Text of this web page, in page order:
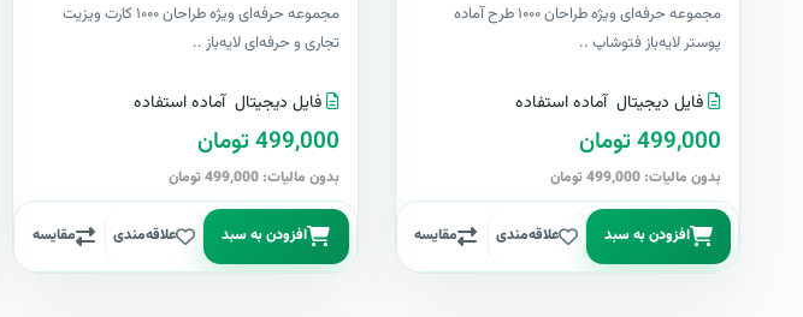
مجموعه حرفه‌ای ویژه طراحان ۱۰۰۰ طرح آماده
پوستر لایه‌باز فتوشاپ ..
فایل دیجیتال آماده استفاده
499,000 تومان
بدون مالیات: 499,000 تومان
افزودن به سبد علاقه‌مندی مقایسه
مجموعه حرفه‌ای ویژه طراحان ۱۰۰۰ کارت ویزیت
تجاری و حرفه‌ای لایه‌باز ..
فایل دیجیتال آماده استفاده
499,000 تومان
بدون مالیات: 499,000 تومان
افزودن به سبد علاقه‌مندی مقایسه